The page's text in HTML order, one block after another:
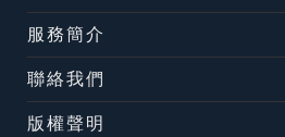
服務簡介
聯絡我們
版權聲明